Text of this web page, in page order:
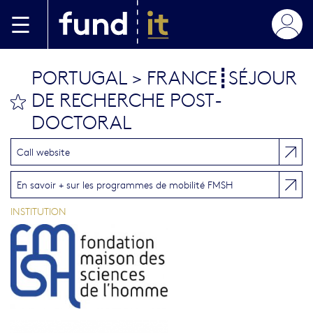
bookmark this
PORTUGAL > FRANCE┋SÉJOUR
DE RECHERCHE POST-
DOCTORAL
Call website
En savoir + sur les programmes de mobilité FMSH
INSTITUTION